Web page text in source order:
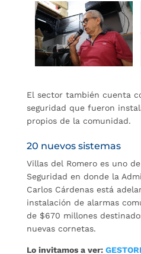
El sector también cuenta
seguridad que fueron
propios de la comunidad.
20 nuevos sistemas
Villas del Romero es uno
Seguridad en donde la
Carlos Cárdenas está
instalación de alarmas
de $670 millones
nuevas cornetas.
Lo invitamos a ver: